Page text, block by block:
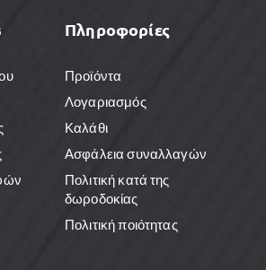
Πληροφορίες
Προϊόντα
Λογαριασμός
Καλάθι
Ασφάλεια συναλλαγών
Πολιτική κατά της
δωροδοκίας
Πολιτική ποιότητας